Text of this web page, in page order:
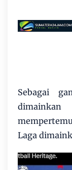
Sebagai
Laga